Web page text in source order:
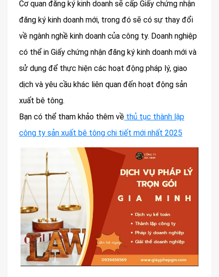
Cơ quan đăng ký kinh doanh sẽ cấp Giấy chứng nhận
đăng ký kinh doanh mới, trong đó sẽ có sự thay đổi
về ngành nghề kinh doanh của công ty. Doanh nghiệp
có thể in Giấy chứng nhận đăng ký kinh doanh mới và
sử dụng để thực hiện các hoạt động pháp lý, giao
dịch và yêu cầu khác liên quan đến hoạt động sản
xuất bê tông.
Bạn có thể tham khảo thêm về thủ tục thành lập
công ty sản xuất bê tông chi tiết mới nhất 2025